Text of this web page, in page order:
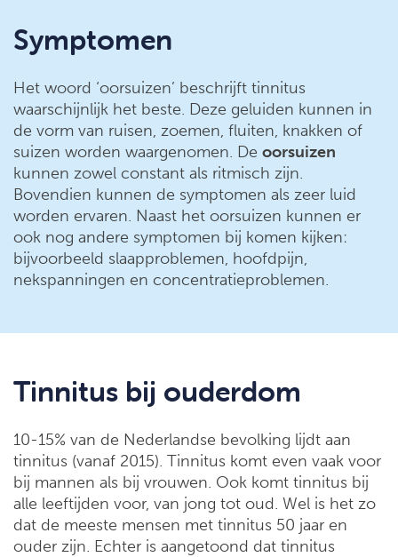
Symptomen
Het woord ‘oorsuizen’ beschrijft tinnitus
waarschijnlijk het beste. Deze geluiden kunnen in
de vorm van ruisen, zoemen, fluiten, knakken of
suizen worden waargenomen. De oorsuizen
kunnen zowel constant als ritmisch zijn.
Bovendien kunnen de symptomen als zeer luid
worden ervaren. Naast het oorsuizen kunnen er
ook nog andere symptomen bij komen kijken:
bijvoorbeeld slaapproblemen, hoofdpijn,
nekspanningen en concentratieproblemen.
Tinnitus bij ouderdom
10-15% van de Nederlandse bevolking lijdt aan
tinnitus (vanaf 2015). Tinnitus komt even vaak voor
bij mannen als bij vrouwen. Ook komt tinnitus bij
alle leeftijden voor, van jong tot oud. Wel is het zo
dat de meeste mensen met tinnitus 50 jaar en
ouder zijn. Echter is aangetoond dat tinnitus